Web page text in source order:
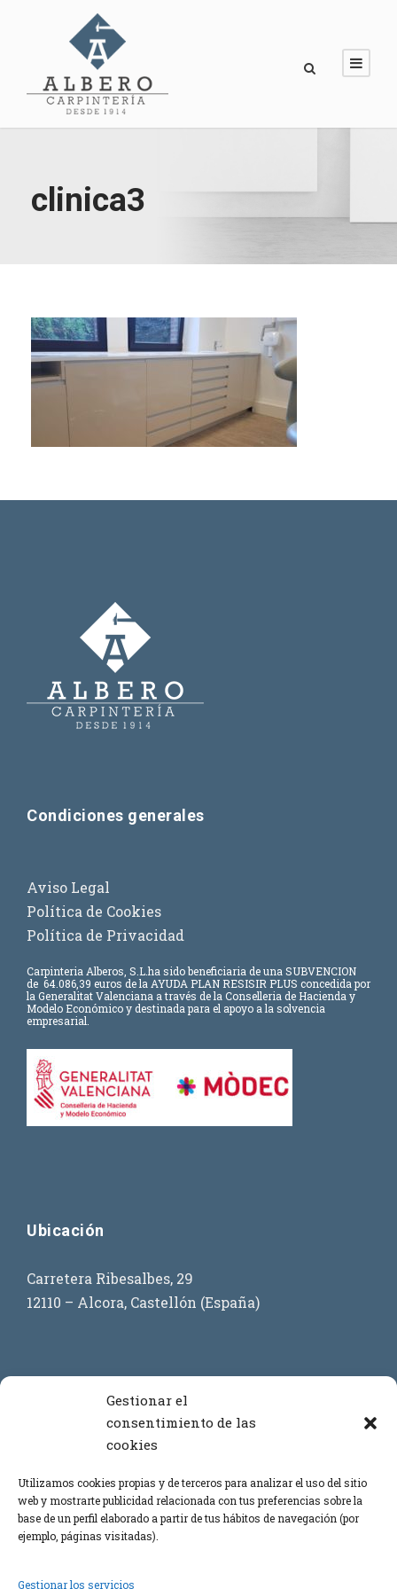
Gestionar el
consentimiento de las
cookies
Utilizamos cookies propias y de terceros para analizar el uso del sitio
web y mostrarte publicidad relacionada con tus preferencias sobre la
base de un perfil elaborado a partir de tus hábitos de navegación (por
ejemplo, páginas visitadas).
Gestionar los servicios
clinica3
Condiciones generales
Aviso Legal
Política de Cookies
Política de Privacidad
Carpinteria Alberos, S.L.ha sido beneficiaria de una SUBVENCION
de 64.086,39 euros de la AYUDA PLAN RESISIR PLUS concedida por
la Generalitat Valenciana a través de la Conselleria de Hacienda y
Modelo Económico y destinada para el apoyo a la solvencia
empresarial.
Ubicación
Carretera Ribesalbes, 29
12110 – Alcora, Castellón (España)
+34 699 908 873
+34 669 443 864
info@carpinteriaalbero.com